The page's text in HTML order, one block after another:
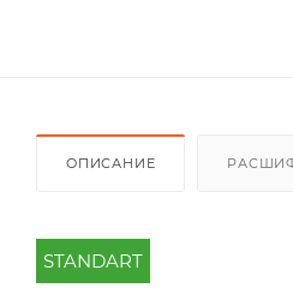
ОПИСАНИЕ
STANDART